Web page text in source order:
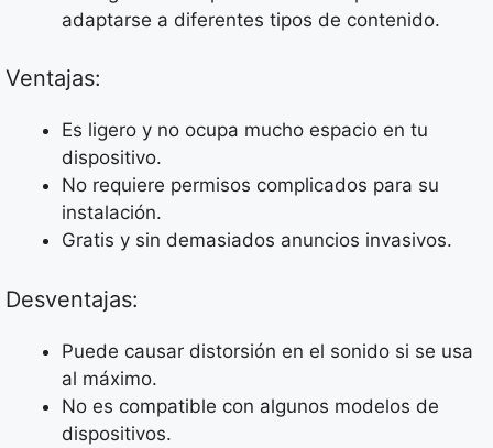
adaptarse a diferentes tipos de contenido.
Ventajas:
Es ligero y no ocupa mucho espacio en tu
dispositivo.
No requiere permisos complicados para su
instalación.
Gratis y sin demasiados anuncios invasivos.
Desventajas:
Puede causar distorsión en el sonido si se usa
al máximo.
No es compatible con algunos modelos de
dispositivos.